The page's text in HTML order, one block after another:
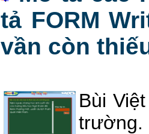
tả FORM
vần còn
Bùi
trường.